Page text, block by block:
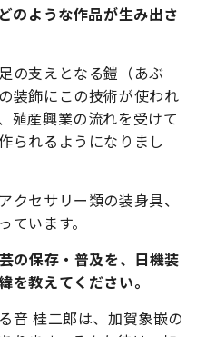
のような作品が生み出さ
の支えとなる鎧（あぶ
装飾にこの技術が使われ
殖産興業の流れを受けて
られるようになりまし
クセサリー類の装身具、
ています。
の保存・普及を、日機装
を教えてください。
音 桂二郎は、加賀象嵌の